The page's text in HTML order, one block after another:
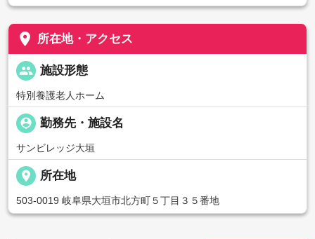
place 所在地・アクセス
people 施設形態
特別養護老人ホーム
person_pin 勤務先・施設名
サンビレッジ大垣
place 所在地
503-0019 岐阜県大垣市北方町５丁目３５番地